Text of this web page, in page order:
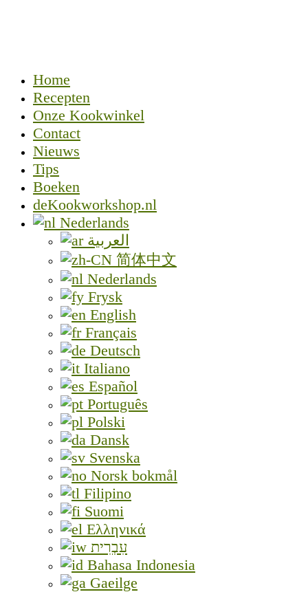
Home
Recepten
Onze Kookwinkel
Contact
Nieuws
Tips
Boeken
deKookworkshop.nl
Nederlands
العربية
简体中文
Nederlands
Frysk
English
Français
Deutsch
Italiano
Español
Português
Polski
Dansk
Svenska
Norsk bokmål
Filipino
Suomi
Ελληνικά
עִבְרִית
Bahasa Indonesia
Gaeilge